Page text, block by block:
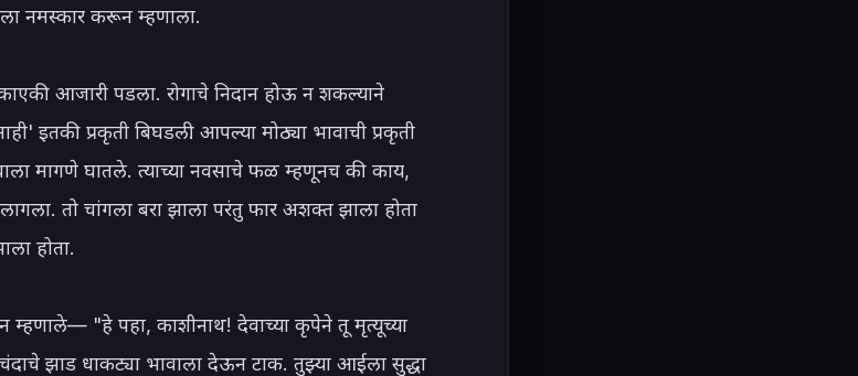
नमस्कार करून म्हणाला.
आजारी पडला. रोगाचे निदान होऊ न शकल्याने
इतकी प्रकृती बिघडली. आपल्या मोठ्या भावाची प्रकृती
मागणे घातले. त्याच्या नवसाचे फळ म्हणूनच की काय,
तो चांगला बरा झाला परंतु फार अशक्त झाला होता
होता.
म्हणाले— "हे पहा, काशीनाथ! देवाच्या कृपेने तू मृत्यूच्या
झाड धाकट्या भावाला देऊन टाक. तुझ्या आईला सुद्धा